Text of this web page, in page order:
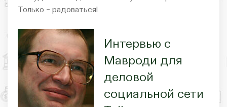
Только − радоваться!
Интервью с
Мавроди для
деловой
социальной сети